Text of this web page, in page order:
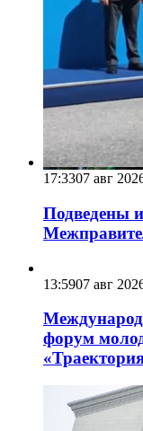
17:3307 авг
Подведены
13:5907 авг
форум